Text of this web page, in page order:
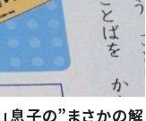
息子の”まさかの解